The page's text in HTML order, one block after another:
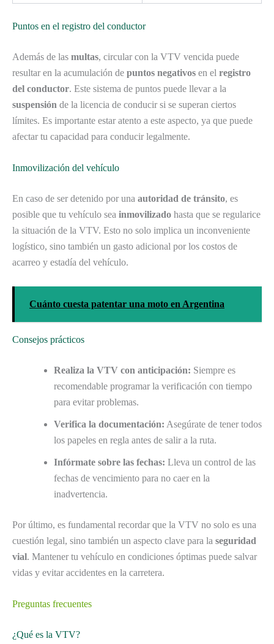
Puntos en el registro del conductor
Además de las multas, circular con la VTV vencida puede
resultar en la acumulación de puntos negativos en el registro
del conductor. Este sistema de puntos puede llevar a la
suspensión de la licencia de conducir si se superan ciertos
límites. Es importante estar atento a este aspecto, ya que puede
afectar tu capacidad para conducir legalmente.
Inmovilización del vehículo
En caso de ser detenido por una autoridad de tránsito, es
posible que tu vehículo sea inmovilizado hasta que se regularice
la situación de la VTV. Esto no solo implica un inconveniente
logístico, sino también un gasto adicional por los costos de
acarreo y estadía del vehículo.
Cuánto cuesta patentar una moto en Argentina
Consejos prácticos
Realiza la VTV con anticipación: Siempre es
recomendable programar la verificación con tiempo
para evitar problemas.
Verifica la documentación: Asegúrate de tener todos
los papeles en regla antes de salir a la ruta.
Infórmate sobre las fechas: Lleva un control de las
fechas de vencimiento para no caer en la
inadvertencia.
Por último, es fundamental recordar que la VTV no solo es una
cuestión legal, sino también un aspecto clave para la seguridad
vial. Mantener tu vehículo en condiciones óptimas puede salvar
vidas y evitar accidentes en la carretera.
Preguntas frecuentes
¿Qué es la VTV?